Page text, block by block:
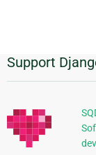
Informations
Support